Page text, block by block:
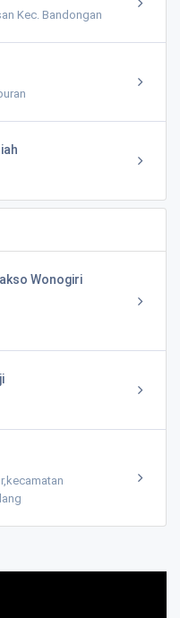
Kec. Bandongan
Wonogiri